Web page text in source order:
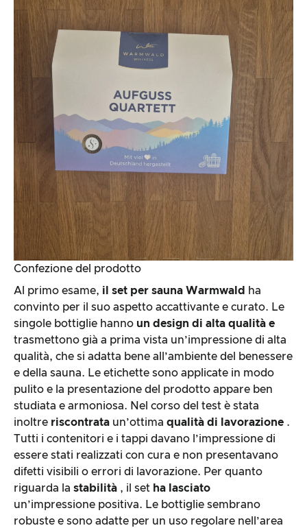
Confezione del prodotto
Al primo esame, il set per sauna Warmwald ha
convinto per il suo aspetto accattivante e curato. Le
singole bottiglie hanno un design di alta qualità e
trasmettono già a prima vista un’impressione di alta
qualità, che si adatta bene all’ambiente del benessere
e della sauna. Le etichette sono applicate in modo
pulito e la presentazione del prodotto appare ben
studiata e armoniosa. Nel corso del test è stata
inoltre riscontrata un’ottima qualità di lavorazione .
Tutti i contenitori e i tappi davano l’impressione di
essere stati realizzati con cura e non presentavano
difetti visibili o errori di lavorazione. Per quanto
riguarda la stabilità , il set ha lasciato
un’impressione positiva. Le bottiglie sembrano
robuste e sono adatte per un uso regolare nell’area